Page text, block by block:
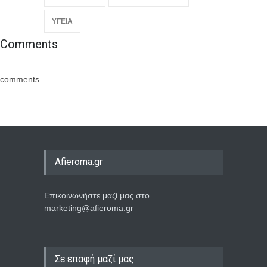
ΥΓΕΙΑ
Comments
comments
Afieroma.gr
Επικοινωνήστε μαζί μας στο
marketing@afieroma.gr
Σε επαφή μαζί μας